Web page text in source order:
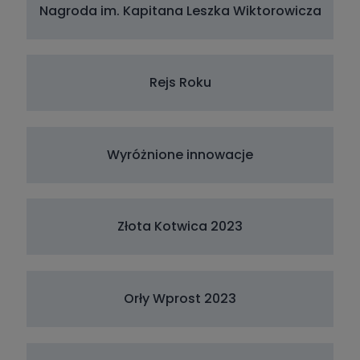
Nagroda im. Kapitana Leszka Wiktorowicza
Rejs Roku
Wyróżnione innowacje
Złota Kotwica 2023
Orły Wprost 2023